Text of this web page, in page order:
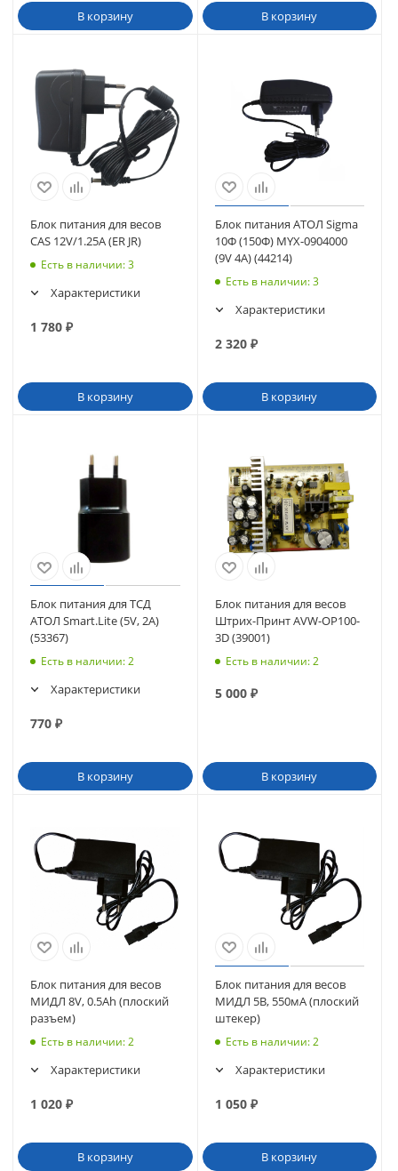
В корзину В корзину
Блок питания для весов
CAS 12V/1.25A (ER JR)
Есть в наличии: 3
Характеристики
1 780 ₽
В корзину
Блок питания АТОЛ Sigma
10Ф (150Ф) MYX-0904000
(9V 4A) (44214)
Есть в наличии: 3
Характеристики
2 320₽
В корзину
Блок питания для ТСД
АТОЛ Smart.Lite (5V, 2A)
(53367)
Есть в наличии: 2
Характеристики
770 ₽
В корзину
Блок питания для весов
Штрих-Принт AVW-OP100-
3D (39001)
Есть в наличии: 2
5 000₽
В корзину
Блок питания для весов
МИДЛ 8V, 0.5Аh (плоский
разъем)
Есть в наличии: 2
Характеристики
1 020 ₽
В корзину
Блок питания для весов
МИДЛ 5В, 550мА (плоский
штекер)
Есть в наличии: 2
Характеристики
1 050₽
В корзину